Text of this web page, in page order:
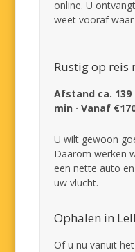
online. U
weet vooraf
Rustig op reis
Afstand ca. 139
min · Vanaf
U wilt gewoon
Daarom werken
een nette auto
uw vlucht.
Ophalen in
Of u nu vanuit